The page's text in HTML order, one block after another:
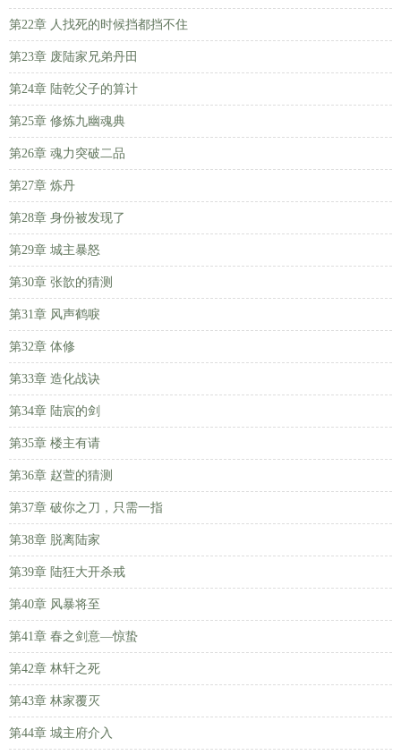
第22章 人找死的时候挡都挡不住
第23章 废陆家兄弟丹田
第24章 陆乾父子的算计
第25章 修炼九幽魂典
第26章 魂力突破二品
第27章 炼丹
第28章 身份被发现了
第29章 城主暴怒
第30章 张歆的猜测
第31章 风声鹤唳
第32章 体修
第33章 造化战诀
第34章 陆宸的剑
第35章 楼主有请
第36章 赵萱的猜测
第37章 破你之刀，只需一指
第38章 脱离陆家
第39章 陆狂大开杀戒
第40章 风暴将至
第41章 春之剑意—惊蛰
第42章 林轩之死
第43章 林家覆灭
第44章 城主府介入